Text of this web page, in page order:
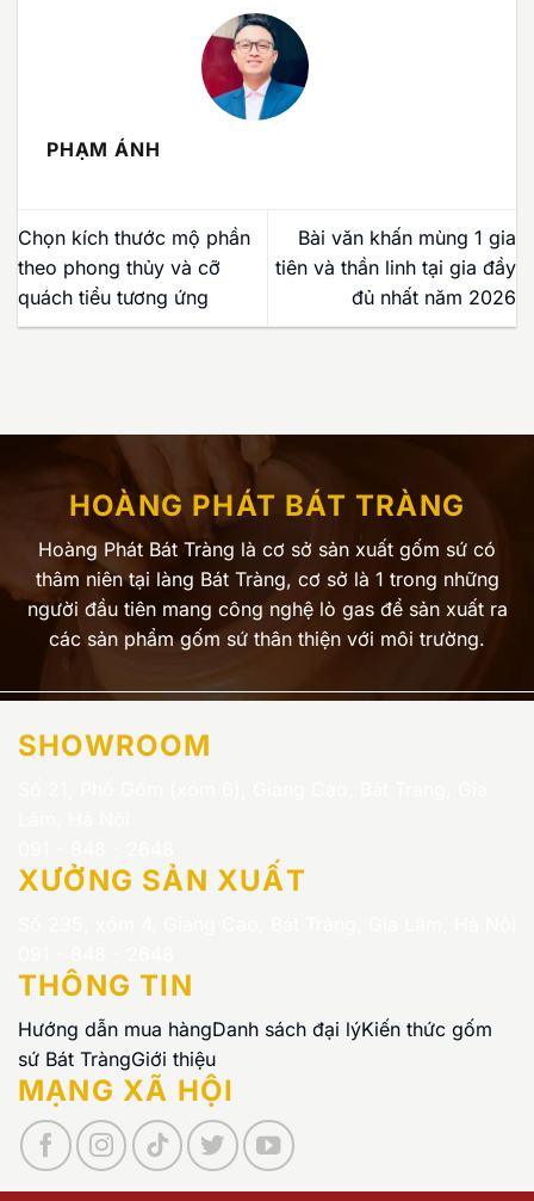
PHẠM ÁNH
Chọn kích thước mộ phần
theo phong thủy và cỡ
quách tiểu tương ứng
Bài văn khấn mùng 1 gia
tiên và thần linh tại gia đầy
đủ nhất năm 2026
HOÀNG PHÁT BÁT TRÀNG
Hoàng Phát Bát Tràng là cơ sở sản xuất gốm sứ có
thâm niên tại làng Bát Tràng, cơ sở là 1 trong những
người đầu tiên mang công nghệ lò gas để sản xuất ra
các sản phẩm gốm sứ thân thiện với môi trường.
SHOWROOM
XƯỞNG SẢN XUẤT
THÔNG TIN
Hướng dẫn mua hàngDanh sách đại lýKiến thức gốm
sứ Bát TràngGiới thiệu
MẠNG XÃ HỘI